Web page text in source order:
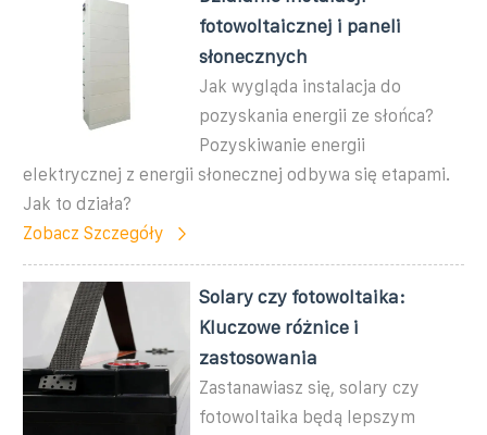
fotowoltaicznej i paneli
słonecznych
Jak wygląda instalacja do
pozyskania energii ze słońca?
Pozyskiwanie energii
elektrycznej z energii słonecznej odbywa się etapami.
Jak to działa?
Zobacz Szczegóły
Solary czy fotowoltaika:
Kluczowe różnice i
zastosowania
Zastanawiasz się, solary czy
fotowoltaika będą lepszym